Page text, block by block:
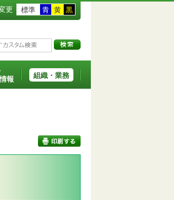
更 標準 青 黄 黒
報
組織・業務